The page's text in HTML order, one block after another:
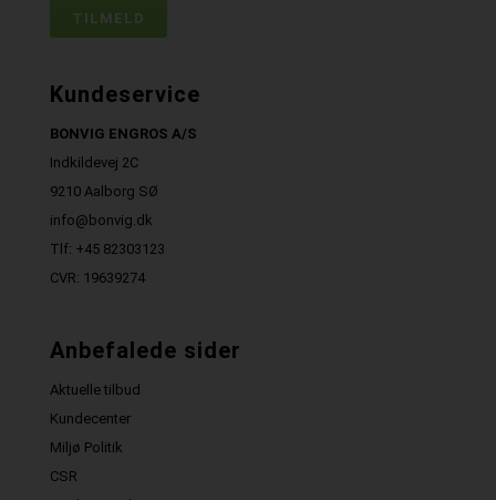
Kundeservice
BONVIG ENGROS A/S
Indkildevej 2C
9210 Aalborg SØ
info@bonvig.dk
Tlf: +45 82303123
CVR: 19639274
Anbefalede sider
Aktuelle tilbud
Kundecenter
Miljø Politik
CSR